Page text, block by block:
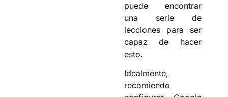
puede encontrar
una serie de
lecciones para ser
capaz de hacer
esto.
Idealmente,
recomiendo